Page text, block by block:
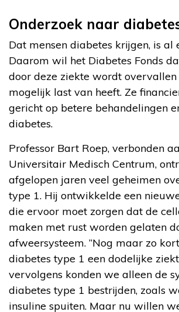
Onderzoek naar
Dat mensen diabetes krijgen, is al
Daarom wil het Diabetes Fonds
door deze ziekte wordt
mogelijk last van heeft. Ze
gericht op betere behandelingen
diabetes.
Professor Bart Roep, verbonden
Universitair Medisch Centrum,
afgelopen jaren veel geheimen
type 1. Hij ontwikkelde een
die ervoor moet zorgen dat de
maken met rust worden gelaten
afweersysteem. ”Nog maar zo
diabetes type 1 een dodelijke
vervolgens konden we alleen de
diabetes type 1 bestrijden, zoals
insuline spuiten. Maar nu willen